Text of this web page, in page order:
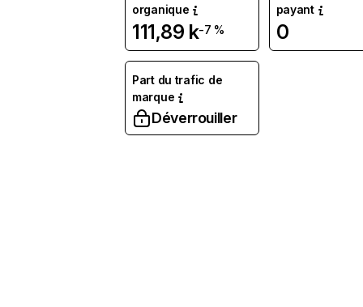
organique
111,89 k-7 %
payant
0
Part du trafic de
marque
Déverrouiller